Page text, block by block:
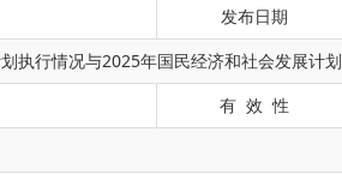
发布日期
执行情况与2025年国民经济和社会发展计
有 效 性
国民经济和社会发展计划草案的报告